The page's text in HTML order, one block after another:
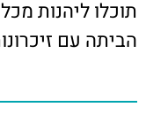
תוכלו ליהנות
הביתה עם